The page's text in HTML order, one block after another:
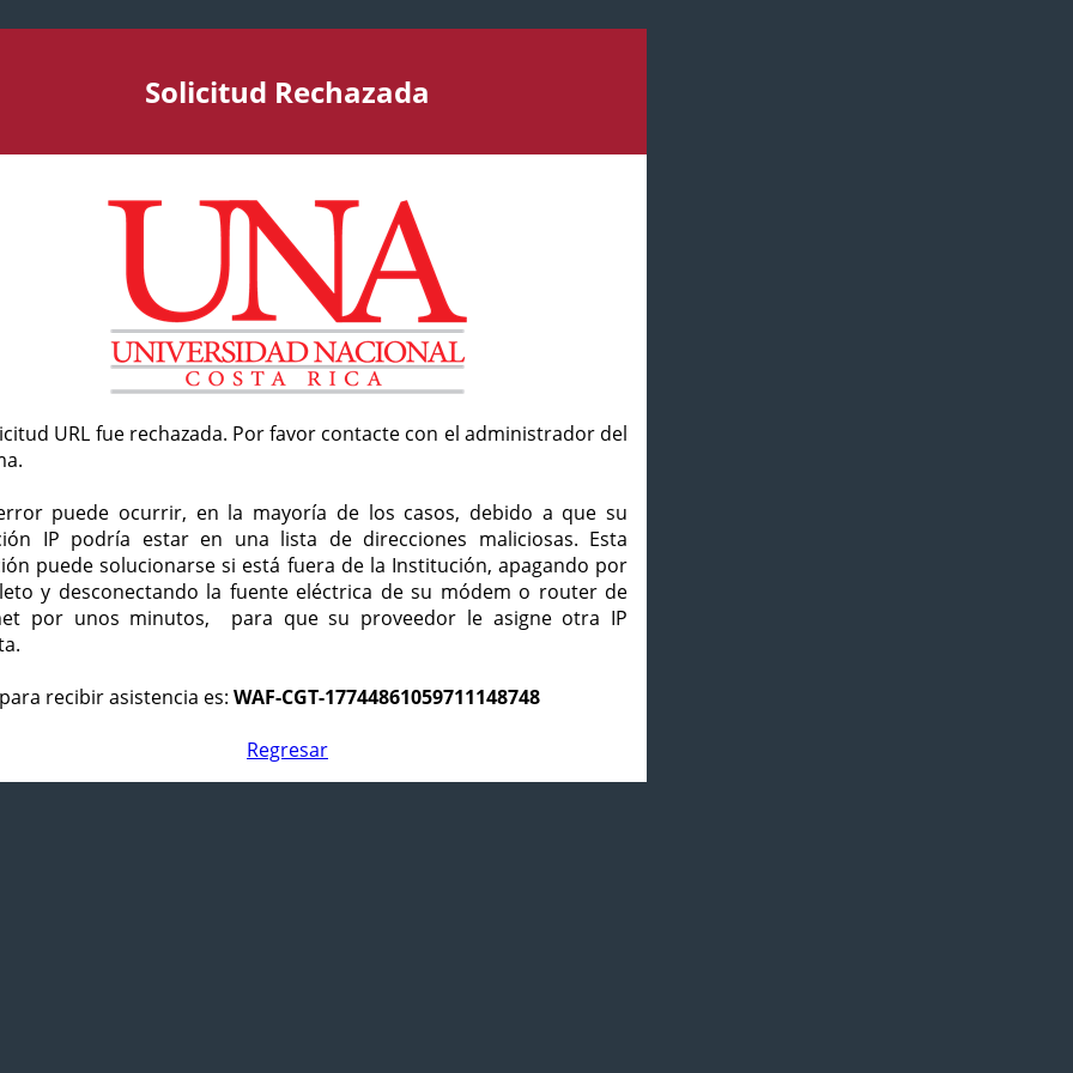
Solicitud Rechazada
URL fue rechazada. Por favor contacte con el administrador del
puede ocurrir, en la mayoría de los casos, debido a que su
IP podría estar en una lista de direcciones maliciosas. Esta
puede solucionarse si está fuera de la Institución, apagando por
y desconectando la fuente eléctrica de su módem o router de
por unos minutos, para que su proveedor le asigne otra IP
recibir asistencia es: WAF-CGT-17744861059711148748
Regresar